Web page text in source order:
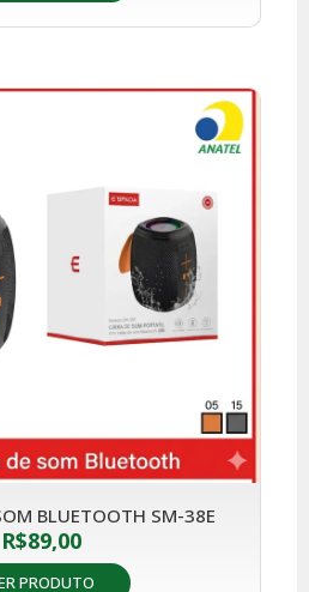
BLUETOOTH SM-38E
R$89,00
PRODUTO